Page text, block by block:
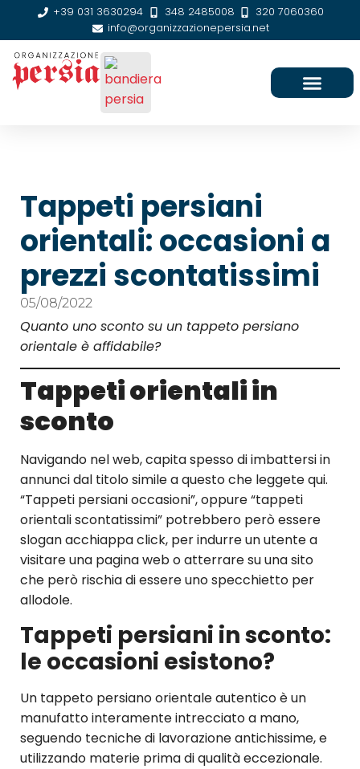
+39 031 3630294 348 2485008
320 7060360
info@organizzazionepersia.net
Tappeti persiani
orientali: occasioni a
prezzi scontatissimi
05/08/2022
Quanto uno sconto su un tappeto persiano
orientale è affidabile?
Tappeti orientali in
sconto
Navigando nel web, capita spesso di imbattersi in
annunci dal titolo simile a questo che leggete qui.
“Tappeti persiani occasioni”, oppure “tappeti
orientali scontatissimi” potrebbero però essere
slogan acchiappa click, per indurre un utente a
visitare una pagina web o atterrare su una sito
che però rischia di essere uno specchietto per
allodole.
Tappeti persiani in sconto:
le occasioni esistono?
Un tappeto persiano orientale autentico è un
manufatto interamente intrecciato a mano,
seguendo tecniche di lavorazione antichissime, e
utilizzando materie prima di qualità eccezionale.